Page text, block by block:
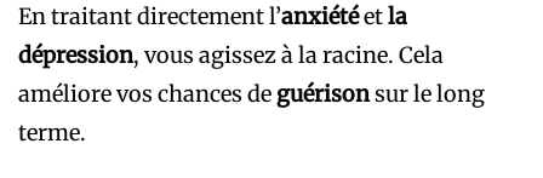
En traitant directement l’anxiétéetla
dépression, vous agissez à la racine. Cela
améliore vos chances de guérisonsur le long
terme.